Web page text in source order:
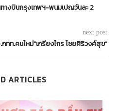
างบินกรุงเทพฯ-พนมเปญวันละ 2
next post
ท.คนใหม่“เกรียงไกร ไชยศิริวงศ์สุข”
ARTICLES